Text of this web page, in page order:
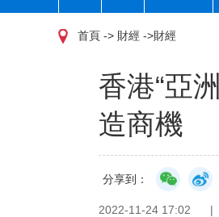
首頁 -> 財經 ->財經
香港“亞
造商機
分享到：
2022-11-24 17:02 |